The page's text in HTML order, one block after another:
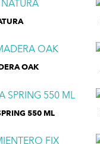
OAK
550 ML